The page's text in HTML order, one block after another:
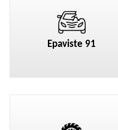
Epaviste 91